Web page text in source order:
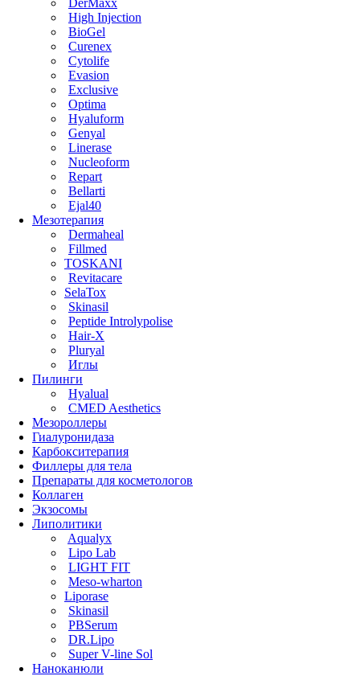
High Injection
BioGel
Curenex
Cytolife
Evasion
Exclusive
Optima
Hyaluform
Genyal
Linerase
Nucleoform
Repart
Bellarti
Ejal40
Мезотерапия
Dermaheal
Fillmed
TOSKANI
Revitacare
SelaTox
Skinasil
Peptide Introlypolise
Hair-X
Pluryal
Иглы
Пилинги
Hyalual
CMED Aesthetics
Мезороллеры
Гиалуронидаза
Карбокситерапия
Филлеры для тела
Препараты для косметологов
Коллаген
Экзосомы
Липолитики
Aqualyx
Lipo Lab
LIGHT FIT
Meso-wharton
Liporase
Skinasil
PBSerum
DR.Lipo
Super V-line Sol
Наноканюли